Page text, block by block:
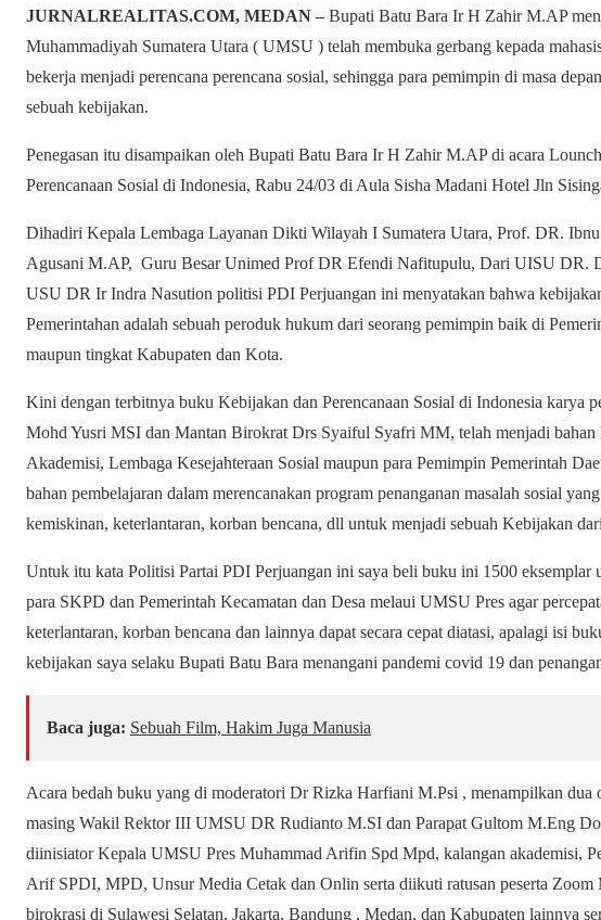
JURNALREALITAS.COM, MEDAN – Bupati Batu Bara Ir H Zahir M.AP
Muhammadiyah Sumatera Utara ( UMSU ) telah membuka gerbang kepada
bekerja menjadi perencana perencana sosial, sehingga para pemimpin di masa
sebuah kebijakan.
Penegasan itu disampaikan oleh Bupati Batu Bara Ir H Zahir M.AP di acara
Perencanaan Sosial di Indonesia, Rabu 24/03 di Aula Sisha Madani Hotel Jln
Dihadiri Kepala Lembaga Layanan Dikti Wilayah I Sumatera Utara, Prof. DR.
Agusani M.AP, Guru Besar Unimed Prof DR Efendi Nafitupulu, Dari UISU DR.
USU DR Ir Indra Nasution politisi PDI Perjuangan ini menyatakan bahwa
Pemerintahan adalah sebuah peroduk hukum dari seorang pemimpin baik di
maupun tingkat Kabupaten dan Kota.
Kini dengan terbitnya buku Kebijakan dan Perencanaan Sosial di Indonesia karya
Mohd Yusri MSI dan Mantan Birokrat Drs Syaiful Syafri MM, telah menjadi bahan
Akademisi, Lembaga Kesejahteraan Sosial maupun para Pemimpin Pemerintah
bahan pembelajaran dalam merencanakan program penanganan masalah sosial
kemiskinan, keterlantaran, korban bencana, dll untuk menjadi sebuah Kebijakan
Untuk itu kata Politisi Partai PDI Perjuangan ini saya beli buku ini 1500 eksemplar
para SKPD dan Pemerintah Kecamatan dan Desa melaui UMSU Pres agar
keterlantaran, korban bencana dan lainnya dapat secara cepat diatasi, apalagi isi
kebijakan saya selaku Bupati Batu Bara menangani pandemi covid 19 dan
Baca juga: Sebuah Film, Hakim Juga Manusia
Acara bedah buku yang di moderatori Dr Rizka Harfiani M.Psi , menampilkan dua
masing Wakil Rektor III UMSU DR Rudianto M.SI dan Parapat Gultom M.Eng
diinisiator Kepala UMSU Pres Muhammad Arifin Spd Mpd, kalangan akademisi,
Arif SPDI, MPD, Unsur Media Cetak dan Onlin serta diikuti ratusan peserta Zoom
birokrasi di Sulawesi Selatan, Jakarta, Bandung , Medan, dan Kabupaten lainnya